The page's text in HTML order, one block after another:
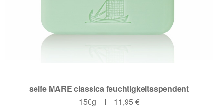
seife MARE classica feuchtigkeitsspendent
150g I 11,95 €